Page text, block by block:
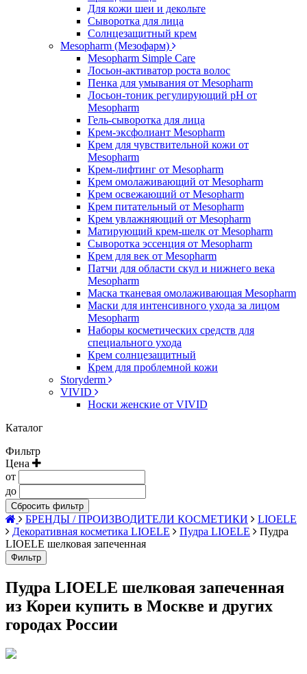
Для кожи шеи и декольте
Сыворотка для лица
Солнцезащитный крем
Mesopharm (Мезофарм)
Mesopharm Simple Care
Лосьон-активатор роста волос
Пенка для умывания от Mesopharm
Лосьон-тоник регулирующий рН от
Mesopharm
Гель-сыворотка для лица
Крем-эксфолиант Mesopharm
Крем для чувствительной кожи от
Mesopharm
Крем-лифтинг от Mesopharm
Крем омолаживающий от Mesopharm
Крем освежающий от Mesopharm
Крем питательный от Mesopharm
Крем увлажняющий от Mesopharm
Матирующий крем-шелк от Mesopharm
Сыворотка эссенция от Mesopharm
Крем для век от Mesopharm
Патчи для области скул и нижнего века
Mesopharm
Маска тканевая омолаживающая Mesopharm
Маски для интенсивного ухода за лицом
Mesopharm
Наборы косметических средств для
специального ухода
Крем солнцезащитный
Крем для проблемной кожи
Storyderm
VIVID
Носки женские от VIVID
Каталог
Фильтр
Цена
от
до
Сбросить фильтр
БРЕНДЫ / ПРОИЗВОДИТЕЛИ КОСМЕТИКИ
LIOELE
Декоративная косметика LIOELE
Пудра LIOELE
Пудра
LIOELE шелковая запеченная
Фильтр
Пудра LIOELE шелковая запеченная
из Кореи купить в Москве и других
городах России